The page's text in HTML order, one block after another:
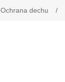
Ochrana dechu /